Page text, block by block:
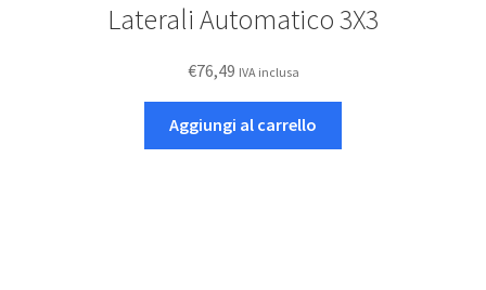
Laterali Automatico 3X3
€76,49 IVA inclusa
Aggiungi al carrello